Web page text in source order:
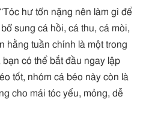
hư tổn nặng nên làm gì để
sung cá hồi, cá thu, cá mòi,
hằng tuần chính là một trong
có thể bắt đầu ngay lập
tốt, nhóm cá béo này còn là
cho mái tóc yếu, mỏng, dễ